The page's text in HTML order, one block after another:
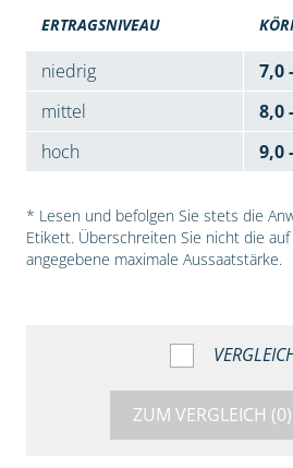
ERTRAGSNIVEAU
niedrig
7,0
mittel
8,0
hoch
9,0
* Lesen und befolgen Sie stets die
Etikett. Überschreiten Sie nicht die
angegebene maximale Aussaatstärke.
ZUM VERGLEICH (0)